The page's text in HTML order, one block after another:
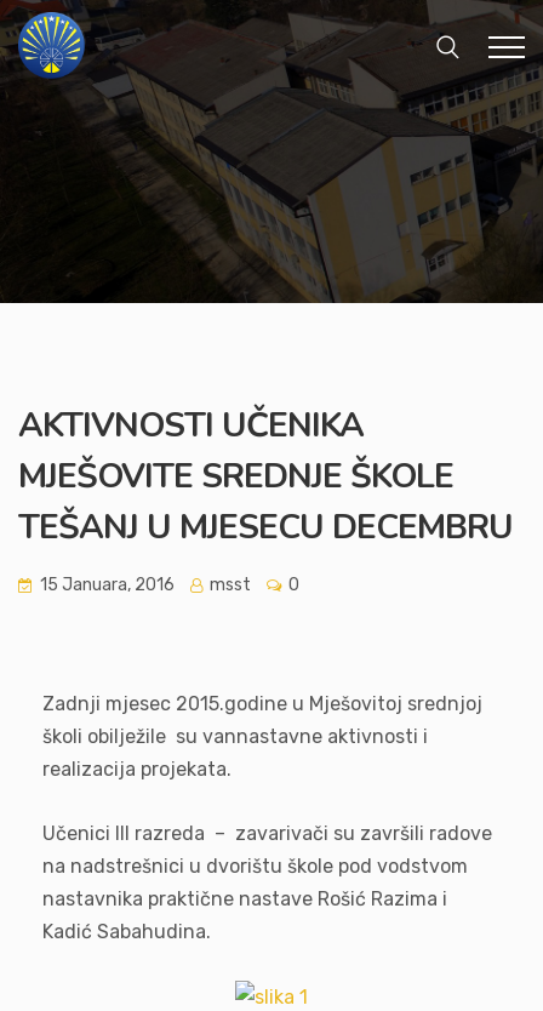
AKTIVNOSTI UČENIKA
MJEŠOVITE SREDNJE ŠKOLE
TEŠANJ U MJESECU DECEMBRU
15 Januara, 2016 msst 0
Zadnji mjesec 2015.godine u Mješovitoj srednjoj
školi obilježile su vannastavne aktivnosti i
realizacija projekata.
Učenici III razreda – zavarivači su završili radove
na nadstrešnici u dvorištu škole pod vodstvom
nastavnika praktične nastave Rošić Razima i
Kadić Sabahudina.